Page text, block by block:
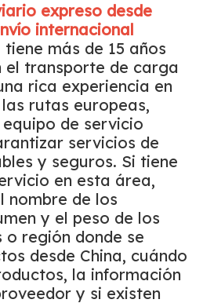
expreso desde
internacional
más de 15 años
el transporte de carga
rica experiencia en
rutas europeas,
de servicio
servicios de
y seguros. Si tiene
en esta área,
nombre de los
y el peso de los
o región donde se
desde China, cuándo
la información
y si existen